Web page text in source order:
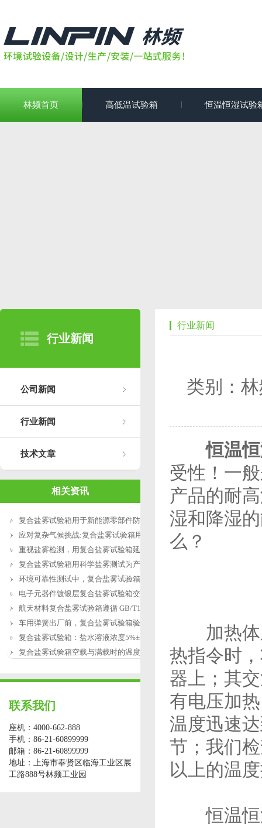
林频首页 高低温试验箱 恒温恒湿试验
行业新闻
公司新闻
行业新闻
技术文章
相关资讯
复合盐雾试验箱用于新能源零部件防腐测
应对复杂气候挑战:复合盐雾试验箱用于涂
重视盐雾检测，用复合盐雾试验箱延长产
复合盐雾试验箱用科学盐雾测试为产品研
环境可靠性测试中，复合盐雾试验箱缺水
电子元器件镀银层复合盐雾试验箱交变盐
航天材料复合盐雾试验箱遵循 GB/T12967.3
车用弹簧出厂前，复合盐雾试验箱验证盐
复合盐雾试验箱：盐水溶液浓度5%±1%的配
复合盐雾试验箱空载与满载时的温度恢复
联系我们
座机：4000-662-888
手机：86-21-60899999
邮箱：86-21-60899999
地址：上海市奉贤区临海工业区展
工路888号林频工业园
行业新闻
类别：
恒温
受性！一
产品的耐
湿和降湿
么？
加热体系
热指令时
器上；其
有电压加
温度迅速
节；我们
以上的温
恒温恒湿